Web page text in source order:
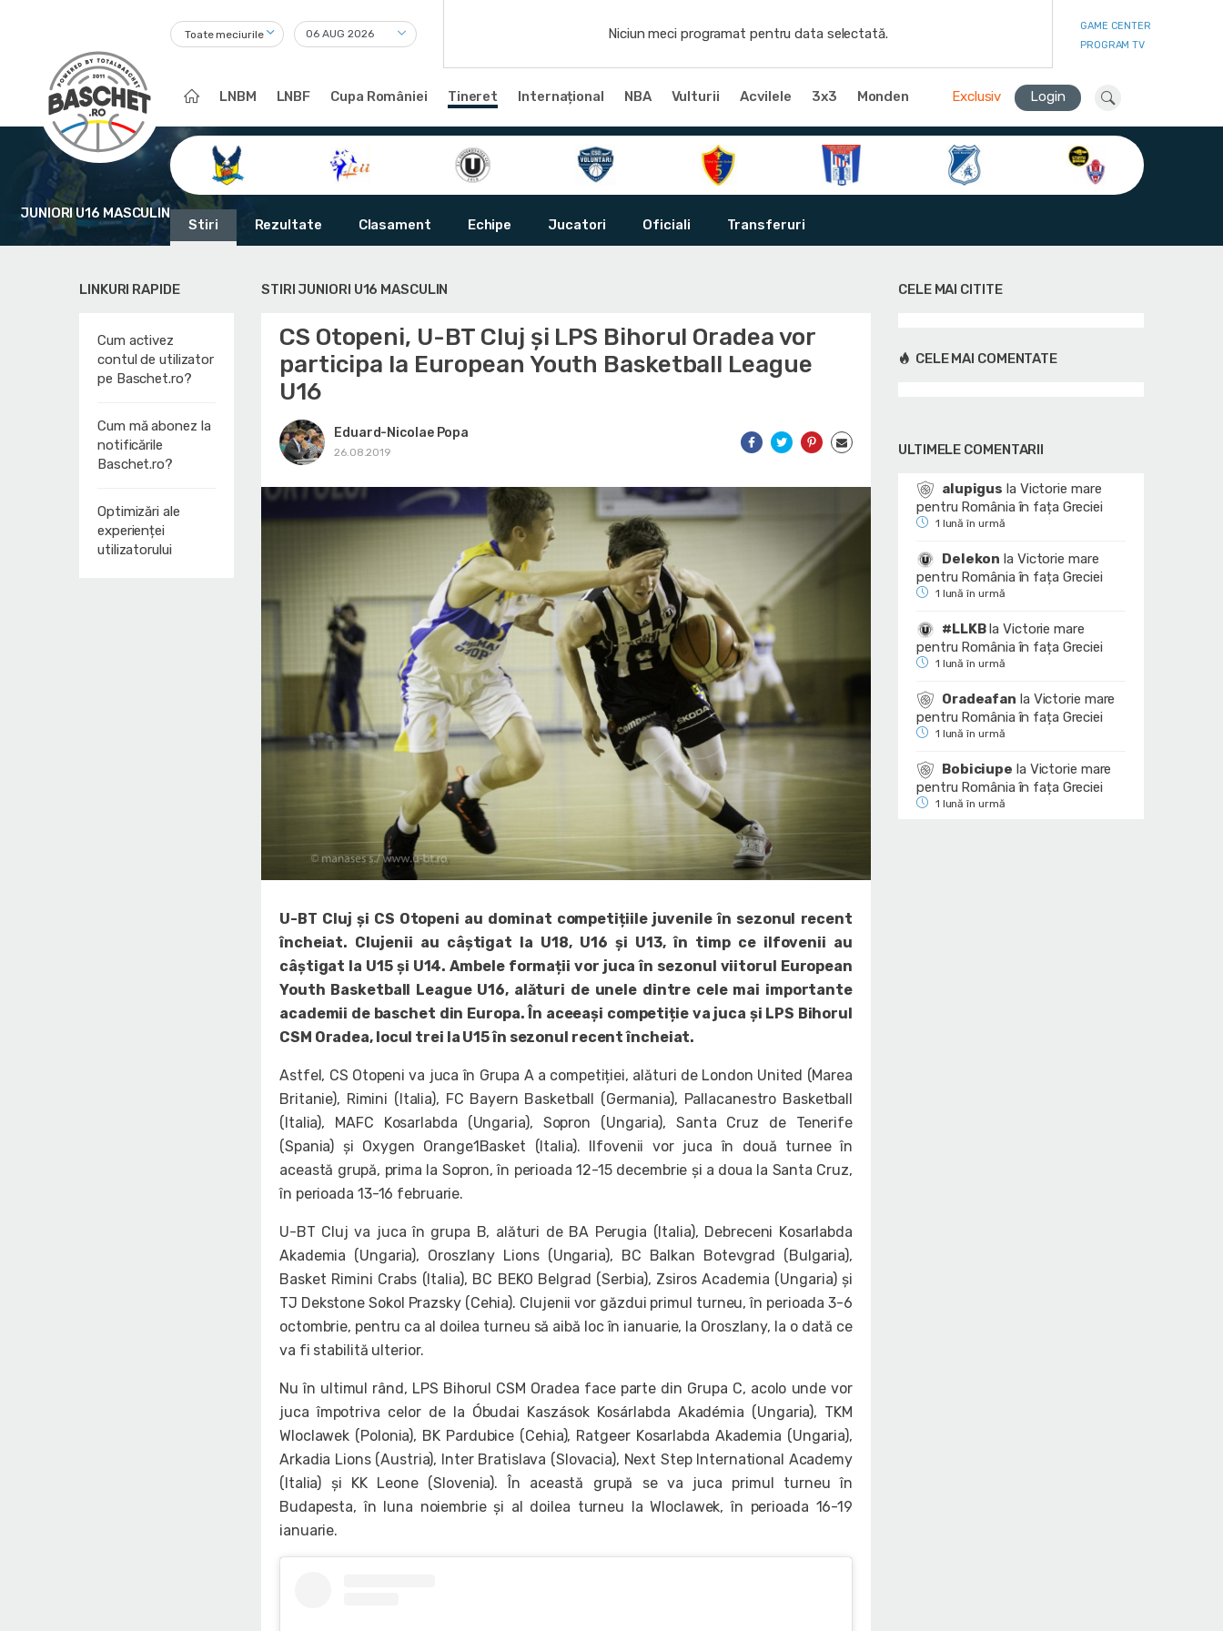
Toate meciurile Niciun meci programat pentru data selectată.
GAME CENTER
PROGRAM TV
LNBM LNBF Cupa României Tineret Internațional NBA Vulturii Acvilele 3x3 Monden Exclusiv Login
JUNIORI U16 MASCULIN
Stiri Rezultate Clasament Echipe Jucatori Oficiali Transferuri
LINKURI RAPIDE
Cum activez
contul de utilizator
pe Baschet.ro?
Cum mă abonez la
notificările
Baschet.ro?
Optimizări ale
experienței
utilizatorului
STIRI JUNIORI U16 MASCULIN
CS Otopeni, U-BT Cluj și LPS Bihorul Oradea vor
participa la European Youth Basketball League
U16
Eduard-Nicolae Popa
26.08.2019
U-BT Cluj și CS Otopeni au dominat competițiile juvenile în sezonul recent
încheiat. Clujenii au câștigat la U18, U16 și U13, în timp ce ilfovenii au
câștigat la U15 și U14. Ambele formații vor juca în sezonul viitorul European
Youth Basketball League U16, alături de unele dintre cele mai importante
academii de baschet din Europa. În aceeași competiție va juca și LPS Bihorul
CSM Oradea, locul trei la U15 în sezonul recent încheiat.
Astfel, CS Otopeni va juca în Grupa A a competiției, alături de London United (Marea
Britanie), Rimini (Italia), FC Bayern Basketball (Germania), Pallacanestro Basketball
(Italia), MAFC Kosarlabda (Ungaria), Sopron (Ungaria), Santa Cruz de Tenerife
(Spania) și Oxygen Orange1Basket (Italia). Ilfovenii vor juca în două turnee în
această grupă, prima la Sopron, în perioada 12-15 decembrie și a doua la Santa Cruz,
în perioada 13-16 februarie.
U-BT Cluj va juca în grupa B, alături de BA Perugia (Italia), Debreceni Kosarlabda
Akademia (Ungaria), Oroszlany Lions (Ungaria), BC Balkan Botevgrad (Bulgaria),
Basket Rimini Crabs (Italia), BC BEKO Belgrad (Serbia), Zsiros Academia (Ungaria) și
TJ Dekstone Sokol Prazsky (Cehia). Clujenii vor găzdui primul turneu, în perioada 3-6
octombrie, pentru ca al doilea turneu să aibă loc în ianuarie, la Oroszlany, la o dată ce
va fi stabilită ulterior.
Nu în ultimul rând, LPS Bihorul CSM Oradea face parte din Grupa C, acolo unde vor
juca împotriva celor de la Óbudai Kaszások Kosárlabda Akadémia (Ungaria), TKM
Wloclawek (Polonia), BK Pardubice (Cehia), Ratgeer Kosarlabda Akademia (Ungaria),
Arkadia Lions (Austria), Inter Bratislava (Slovacia), Next Step International Academy
(Italia) și KK Leone (Slovenia). În această grupă se va juca primul turneu în
Budapesta, în luna noiembrie și al doilea turneu la Wloclawek, în perioada 16-19
ianuarie.
CELE MAI CITITE
CELE MAI COMENTATE
ULTIMELE COMENTARII
alupigus la Victorie mare
pentru România în fața Greciei
1 lună în urmă
Delekon la Victorie mare
pentru România în fața Greciei
1 lună în urmă
#LLKBlaVictorie mare
pentru România în fața Greciei
1 lună în urmă
Oradeafan la Victorie mare
pentru România în fața Greciei
1 lună în urmă
Bobiciupe la Victorie mare
pentru România în fața Greciei
1 lună în urmă